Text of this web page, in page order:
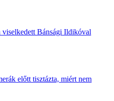
viselkedett Bánsági Ildikóval
előtt tisztázta, miért nem